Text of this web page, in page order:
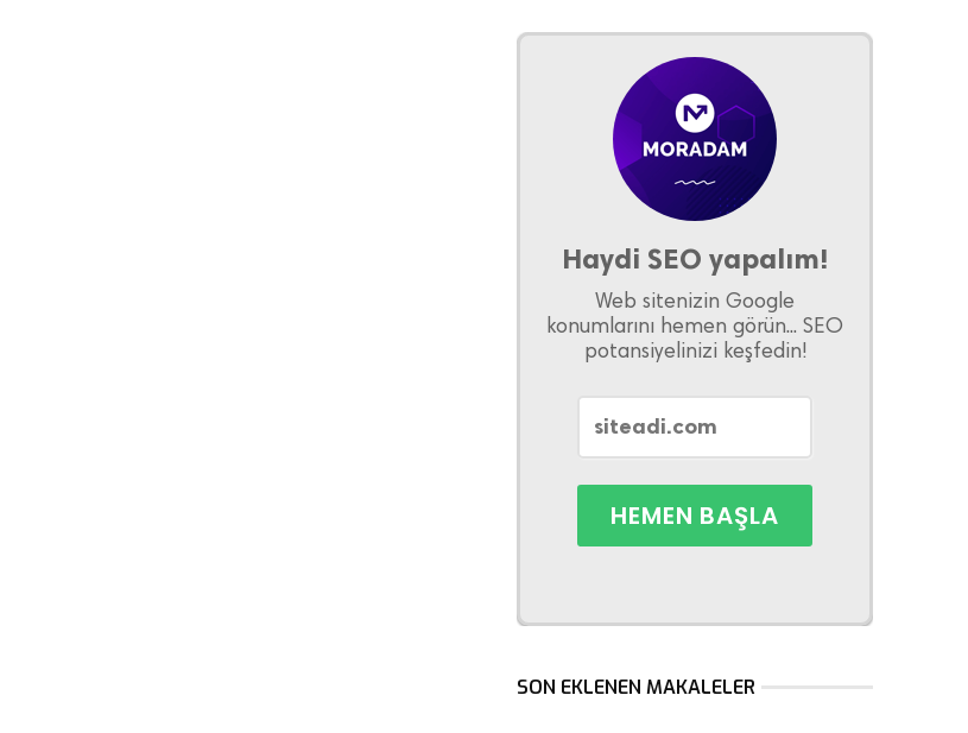
Haydi SEO yapalım!
Web sitenizin Google
konumlarını hemen görün... SEO
potansiyelinizi keşfedin!
SON EKLENEN MAKALELER